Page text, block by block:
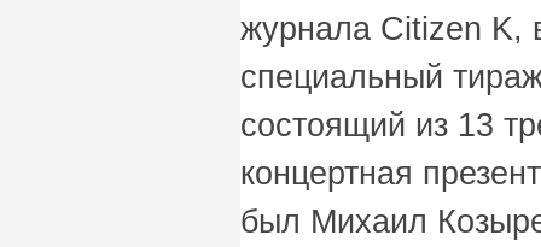
журнала Citizen K,
специальный
состоящий из 13
концертная
был Михаил